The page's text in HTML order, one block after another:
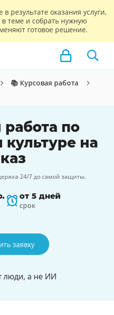
результате оказания услуги,
теме и собрать нужную
готовое решение.
📚 Курсовая работа
работа по
культуре на
24/7 до самой защиты.
от 5 дней
срок
заявку
люди, а не ИИ